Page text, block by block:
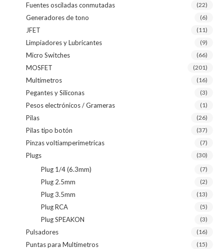
Fuentes osciladas conmutadas (22)
Generadores de tono (6)
JFET (11)
Limpiadores y Lubricantes (9)
Micro Switches (66)
MOSFET (201)
Multímetros (16)
Pegantes y Siliconas (3)
Pesos electrónicos / Grameras (1)
Pilas (26)
Pilas tipo botón (37)
Pinzas voltiamperimetricas (7)
Plugs (30)
Plug 1/4 (6.3mm) (7)
Plug 2.5mm (2)
Plug 3.5mm (13)
Plug RCA (5)
Plug SPEAKON (3)
Pulsadores (16)
Puntas para Multímetros (15)